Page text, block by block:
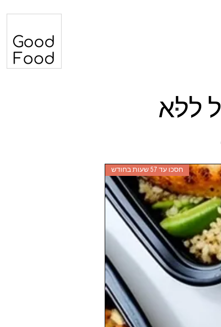
Это текст.
ללא
חסכו עד 57 שעות בחודש